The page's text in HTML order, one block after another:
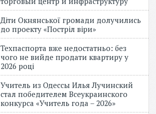
Діти Окнянської громади долучились
до проекту «Постріл віри»
Техпаспорта вже недостатньо: без
чого не вийде продати квартиру у
2026 році
Учитель из Одессы Илья Лучинский
стал победителем Всеукраинского
конкурса «Учитель года – 2026»